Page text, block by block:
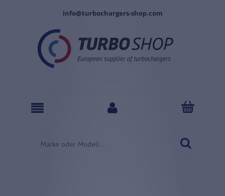
info@turbochargers-shop.com